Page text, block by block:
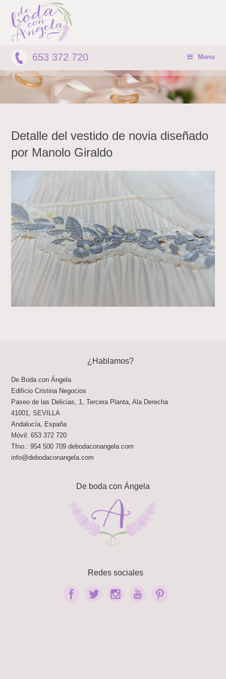
653 372 720 Menu
Detalle del vestido de novia diseñado
por Manolo Giraldo
¿Hablamos?
De Boda con Ángela
Edificio Cristina Negocios
Paseo de las Delicias, 1, Tercera Planta, Ala Derecha
41001
,SEVILLA
Andalucía España
Móvil:653 372 720
Tfno.:954 500 709 debodaconangela.com
info@debodaconangela.com
De boda con Ángela
Redes sociales